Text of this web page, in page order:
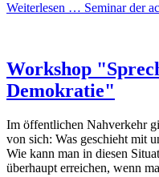
Weiterlesen … Seminar der
Workshop
Demokratie"
Im öffentlichen Nahverkehr
von sich: Was geschieht mit
Wie kann man in diesen
überhaupt erreichen, wenn